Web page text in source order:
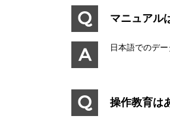
マニュアル
日本語でのデ
操作教育は